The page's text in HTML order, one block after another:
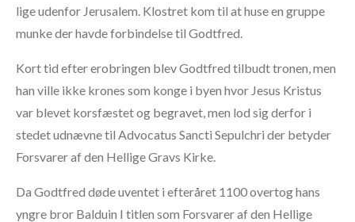
lige udenfor Jerusalem. Klostret kom til at huse en gruppe
munke der havde forbindelse til Godtfred.
Kort tid efter erobringen blev Godtfred tilbudt tronen, men
han ville ikke krones som konge i byen hvor Jesus Kristus
var blevet korsfæstet og begravet, men lod sig derfor i
stedet udnævne til Advocatus Sancti Sepulchri der betyder
Forsvarer af den Hellige Gravs Kirke.
Da Godtfred døde uventet i efteråret 1100 overtog hans
yngre bror Balduin I titlen som Forsvarer af den Hellige